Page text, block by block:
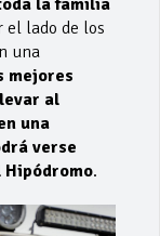
el lado de los
una
mejores
al
una
verse
Hipódromo.